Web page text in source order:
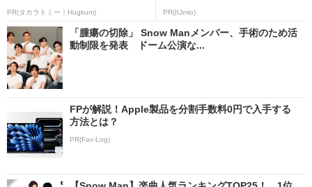
PR(タカラトミー｜Hugkum) PR(IIJmio)
「腫瘍の切除」 Snow Manメンバー、手術のため活
動制限を発表 ドーム公演な...
FPが解説！Apple製品を分割手数料0円で入手する
方法とは？
PR(Fav-Log)